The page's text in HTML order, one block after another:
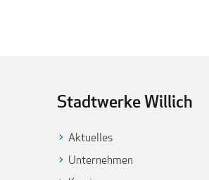
Stadtwerke Willich
Aktuelles
Unternehmen